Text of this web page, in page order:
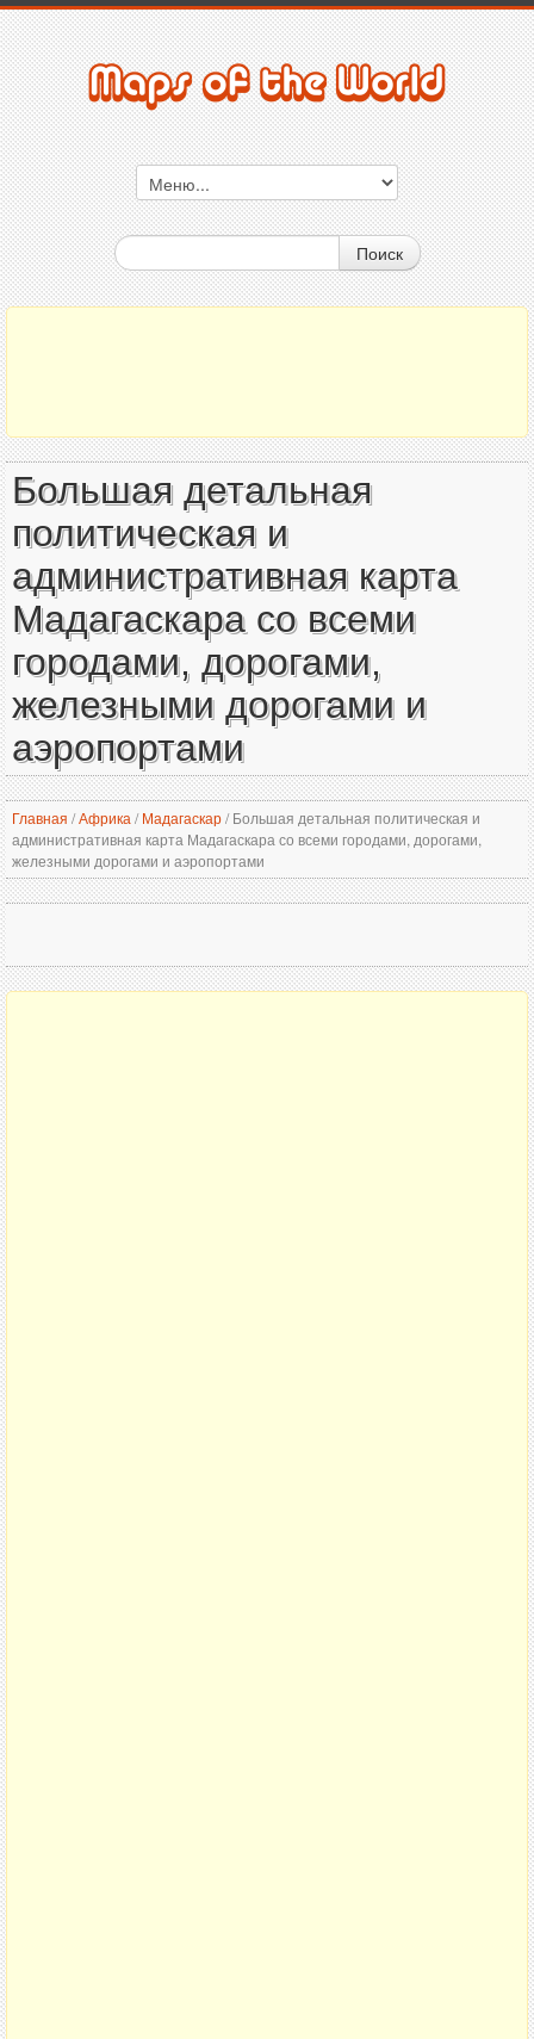
Поиск
Большая детальная
политическая и
административная карта
Мадагаскара со всеми
городами, дорогами,
железными дорогами и
аэропортами
Главная /Африка / Мадагаскар/Большая детальная политическая и
административная карта Мадагаскара со всеми городами, дорогами,
железными дорогами и аэропортами